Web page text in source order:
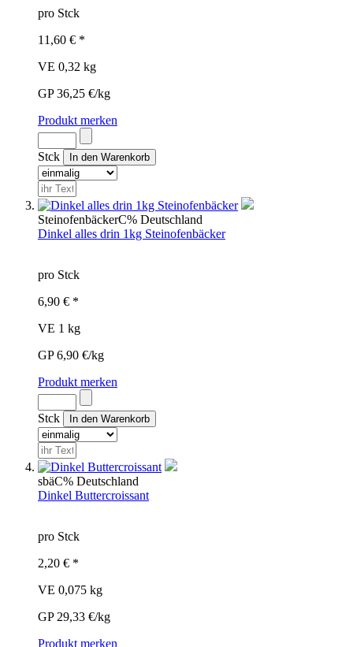
pro Stck
11,60 € *
VE 0,32 kg
GP 36,25 €/kg
Produkt merken
Stck
SteinofenbäckerC% Deutschland
Dinkel alles drin 1kg Steinofenbäcker
pro Stck
6,90 € *
VE 1 kg
GP 6,90 €/kg
Produkt merken
Stck
sbäC% Deutschland
Dinkel Buttercroissant
pro Stck
2,20 € *
VE 0,075 kg
GP 29,33 €/kg
Produkt merken